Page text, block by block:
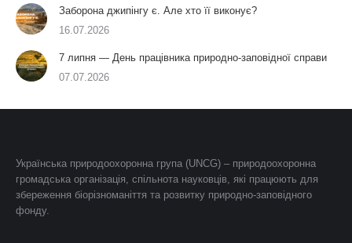
Заборона джипінгу є. Але хто її виконує?
16.07.2026
7 липня — День працівника природно-заповідної справи
07.07.2026
Українська природоохоронна група (UNCG) – природоохоронна
громадська організація, спільнота науковців, які працюють для
збереження біорізноманіття та розвитку природно-заповідного
фонду.